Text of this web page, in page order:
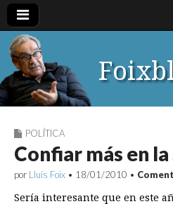
POLÍTICA
Confiar más en
por Lluís Foix • 18/01/2010 •
Sería interesante que en este